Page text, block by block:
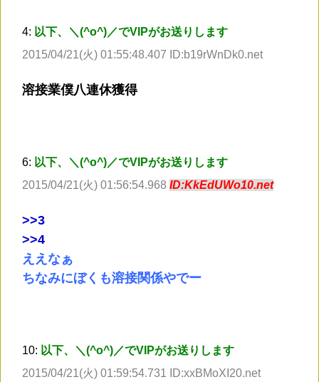
4: 以下、＼(^o^)／でVIPがお送りします
2015/04/21(火) 01:55:48.407 ID:b19rWnDk0.net
溶接業僕八連休獲得
6: 以下、＼(^o^)／でVIPがお送りします
2015/04/21(火) 01:56:54.968 ID:KkEdUWo10.net
>>3
>>4
ええなぁ
ちなみにぼくも溶接関係やでー
10: 以下、＼(^o^)／でVIPがお送りします
2015/04/21(火) 01:59:54.731 ID:xxBMoXI20.net